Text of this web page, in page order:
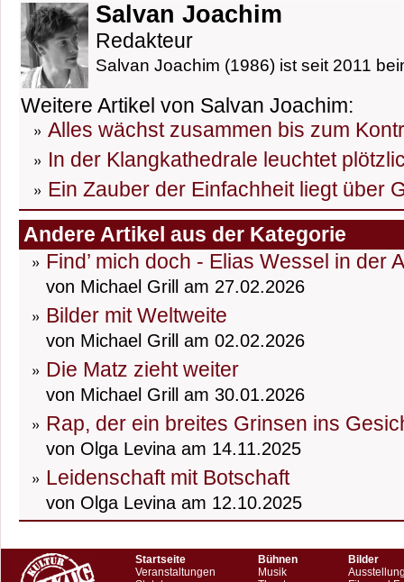
Salvan Joachim
Redakteur
Salvan Joachim (1986) ist seit 2011
Weitere Artikel von Salvan Joachim:
Alles wächst zusammen bis zum
In der Klangkathedrale leuchtet
Ein Zauber der Einfachheit liegt über
Andere Artikel aus der Kategorie
Find’ mich doch - Elias Wessel in der
von Michael Grill am 27.02.2026
Bilder mit Weltweite
von Michael Grill am 02.02.2026
Die Matz zieht weiter
von Michael Grill am 30.01.2026
Rap, der ein breites Grinsen ins
von Olga Levina am 14.11.2025
Leidenschaft mit Botschaft
von Olga Levina am 12.10.2025
Startseite
Veranstaltungen
Bühnen
Musik
Bilder